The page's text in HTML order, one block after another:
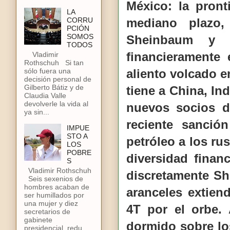
México: la
mediano
Sheinbaum
aliento volcado
tiene a China,
nuevos socios
reciente
petróleo a los
diversidad
discretamente
aranceles
4T por el orbe.
dormido sobre
LA
CORRU
PCIÓN
SOMOS
TODOS
Vladimir
Rothschuh Si tan
sólo fuera una
decisión personal de
Gilberto Bátiz y de
Claudia Valle
devolverle la vida al
ya sin...
IMPUE
STO A
LOS
POBRE
S
Vladimir Rothschuh
Seis sexenios de
hombres acaban de
ser humillados por
una mujer y diez
secretarios de
gabinete
presidencial, redu...